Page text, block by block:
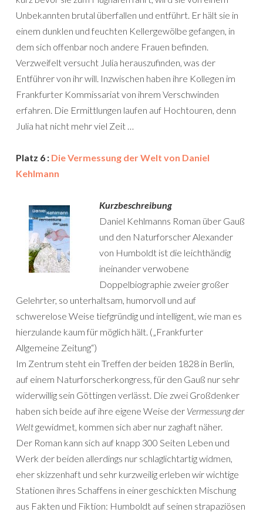
Unbekannten brutal überfallen und entführt. Er hält sie in
einem dunklen und feuchten Kellergewölbe gefangen, in
dem sich offenbar noch andere Frauen befinden.
Verzweifelt versucht Julia herauszufinden, was der
Entführer von ihr will. Inzwischen haben ihre Kollegen im
Frankfurter Kommissariat von ihrem Verschwinden
erfahren. Die Ermittlungen laufen auf Hochtouren, denn
Julia hat nicht mehr viel Zeit …
Platz 6 : Die Vermessung der Welt von Daniel
Kehlmann
Kurzbeschreibung
Daniel Kehlmanns Roman über Gauß
und den Naturforscher Alexander
von Humboldt ist die leichthändig
ineinander verwobene
Doppelbiographie zweier großer
Gelehrter, so unterhaltsam, humorvoll und auf
schwerelose Weise tiefgründig und intelligent, wie man es
hierzulande kaum für möglich hält. („Frankfurter
Allgemeine Zeitung“)
Im Zentrum steht ein Treffen der beiden 1828 in Berlin,
auf einem Naturforscherkongress, für den Gauß nur sehr
widerwillig sein Göttingen verlässt. Die zwei Großdenker
haben sich beide auf ihre eigene Weise der Vermessung der
Weltgewidmet, kommen sich aber nur zaghaft näher.
Der Roman kann sich auf knapp 300 Seiten Leben und
Werk der beiden allerdings nur schlaglichtartig widmen,
eher skizzenhaft und sehr kurzweilig erleben wir wichtige
Stationen ihres Schaffens in einer geschickten Mischung
aus Fakten und Fiktion: Humboldt auf seinen strapaziösen